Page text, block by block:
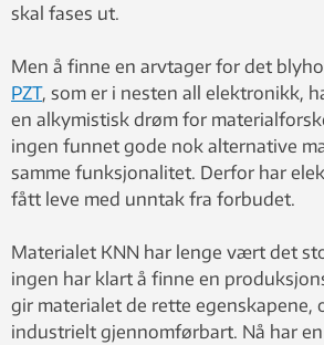
skal fases ut.
Men å finne en arvtager for det
PZT, som er i nesten all elektronikk,
en alkymistisk drøm for
ingen funnet gode nok alternative
samme funksjonalitet. Derfor har
fått leve med unntak fra forbudet.
Materialet KNN har lenge vært det
ingen har klart å finne en
gir materialet de rette egenskapene,
industrielt gjennomførbart. Nå har